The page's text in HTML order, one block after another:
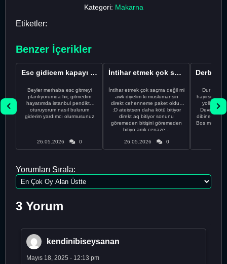
Kategori: Makarna
Etiketler:
Benzer İçerikler
Esc gidicem kapayı koydum
Beyler merhaba esc gitmeyi
planlıyorumda hiç gitmedim
hayatımda istanbul pendikte
oturuyorum nasıl bulurum
giderim yardımcı olurmusunuz
26.05.2026 0
İntihar etmek çok saçma değil mi
İntihar etmek çok saçma değil mi
awk diyelim ki muslumansin
direkt cehenneme paket oldun
:D ateistsen daha kötü bitiyor
direkt aq bitiyor sonunu
göremeden bitişini göremeden
bitiyo amk cenaze...
26.05.2026 0
Dur
hayirsever
yolla
Devrim abi
dibine
Bos
Yorumları Sırala:
3 Yorum
kendinibiseysanan
Mayıs 18, 2025 - 12:13 pm